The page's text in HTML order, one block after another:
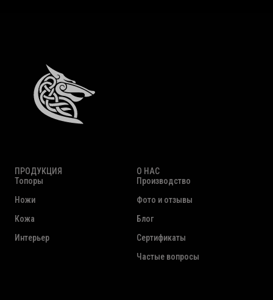
ПРОДУКЦИЯ
Топоры
Ножи
Кожа
Интерьер
О НАС
Производство
Фото и отзывы
Блог
Сертификаты
Частые вопросы